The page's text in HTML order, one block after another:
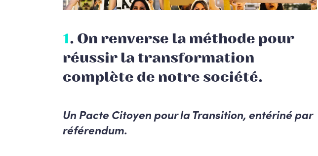
1. On renverse la méthode pour
réussir la transformation
complète de notre société.
Un Pacte Citoyen pour la Transition, entériné par
référendum.